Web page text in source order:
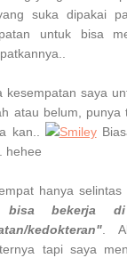
suka dipakai
untuk bisa
kesempatan saya
atau belum,
kan..
hehee
hanya selintas
bisa bekerja di
kedokteran".
tapi saya